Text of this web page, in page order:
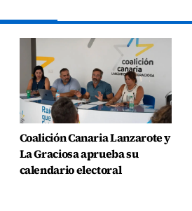
Coalición Canaria Lanzarote y
La Graciosa aprueba su
calendario electoral